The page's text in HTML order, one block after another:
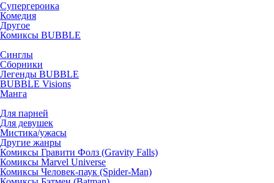
Супергероика
Комедия
Другое
Комиксы BUBBLE
Синглы
Сборники
Легенды BUBBLE
BUBBLE Visions
Манга
Для парней
Для девушек
Мистика/ужасы
Другие жанры
Комиксы Гравити Фолз (Gravity Falls)
Комиксы Marvel Universe
Комиксы Человек-паук (Spider-Man)